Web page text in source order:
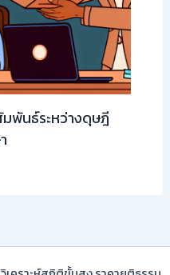
พันธ์ระหว่างดุษฎี